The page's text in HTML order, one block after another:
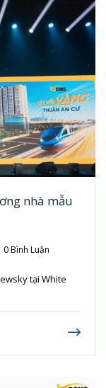
nhà mẫu
0 Bình Luận
tại White